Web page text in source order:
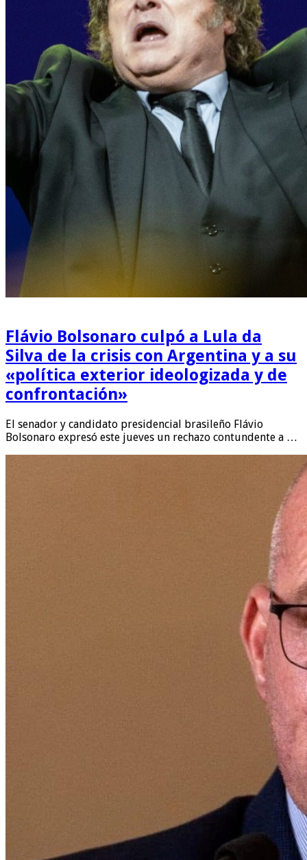
Flávio Bolsonaro culpó a Lula da
Silva de la crisis con Argentina y a su
«política exterior ideologizada y de
confrontación»
El senador y candidato presidencial brasileño Flávio
Bolsonaro expresó este jueves un rechazo contundente a …